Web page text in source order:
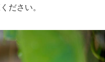
ださい。